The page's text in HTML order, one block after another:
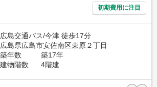
初期費用に注目
広島交通バス/今津 徒歩17分
広島県広島市安佐南区東原２丁目
築年数
築17年
建物階数
4階建